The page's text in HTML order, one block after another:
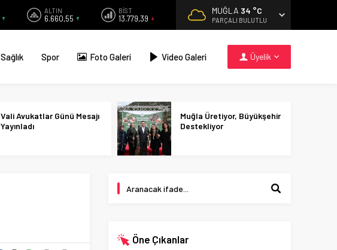
ALTIN
6.660,55
BİST
13.779,39
MUĞLA 34 °C
PARÇALI BULUTLU
Sağlık Spor Foto Galeri Video Galeri Üyelik
Vali Avukatlar Günü Mesajı
Yayınladı
Muğla Üretiyor, Büyükşehir
Destekliyor
Öne Çıkanlar